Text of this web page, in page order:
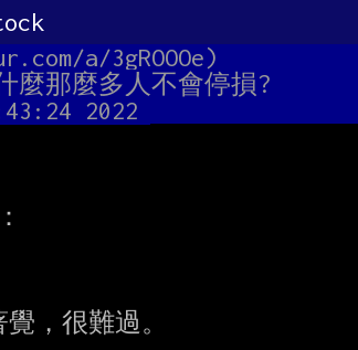
a/3gROOOe)
那麼多人不會停損?
2022
，很難過。